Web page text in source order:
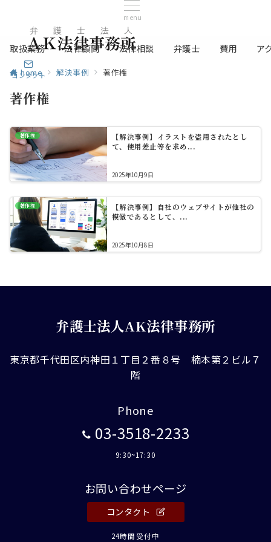
menu
コンタクト
取扱業務 法律顧問 法律相談 弁護士 費用 ア
home 解決事例 著作権
著作権
著作権
【解決事例】イラストを盗用されたとし
て、使用差止等を求め...
2025年10月9日
著作権
【解決事例】自社のウェブサイトが他社の
模倣であるとして、...
2025年10月8日
弁護士法人AK法律事務所
東京都千代田区内神田１丁目２番８号 楠本第２ビル７
階
Phone
03-3518-2233
9:30~17:30
お問い合わせページ
コンタクト
24時間受付中